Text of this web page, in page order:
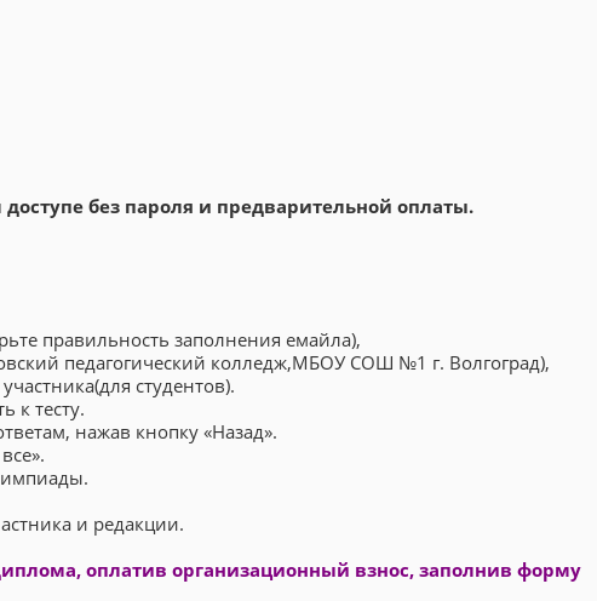
без пароля и предварительной оплаты.
правильность заполнения емайла),
педагогический колледж,МБОУ СОШ №1 г. Волгоград),
студентов).
к тесту.
нажав кнопку «Назад».
и редакции.
оплатив организационный взнос, заполнив форму